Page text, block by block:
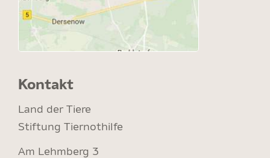
Kontakt
Land der Tiere
Stiftung Tiernothilfe
Am Lehmberg 3